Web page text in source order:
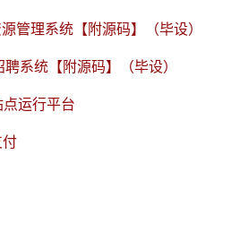
管理系统【附源码】（毕设）
系统【附源码】（毕设）
运行平台